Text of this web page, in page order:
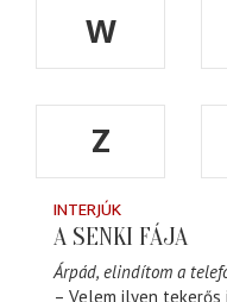
W
Z
INTERJÚK
A SENKI FÁJA
Árpád, elindítom a
– Velem ilyen